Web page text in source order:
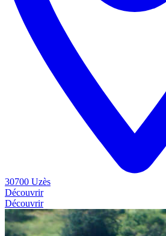
30700 Uzès
Découvrir
Découvrir